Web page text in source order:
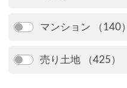
マンション （140）
売り土地 （425）